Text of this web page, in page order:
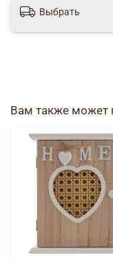
Выбрать
Вам также может